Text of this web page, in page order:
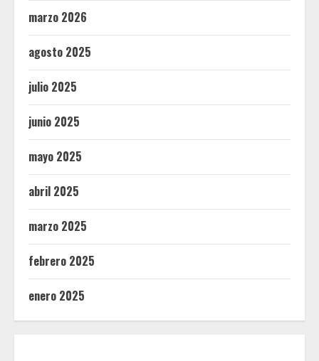
marzo 2026
agosto 2025
julio 2025
junio 2025
mayo 2025
abril 2025
marzo 2025
febrero 2025
enero 2025